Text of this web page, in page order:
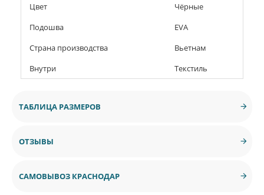
Цвет
Чёрные
Подошва
EVA
Страна производства
Вьетнам
Внутри
Текстиль
ТАБЛИЦА РАЗМЕРОВ
ОТЗЫВЫ
САМОВЫВОЗ КРАСНОДАР